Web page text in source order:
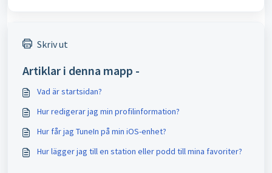
Skriv ut
Artiklar i denna mapp -
Vad är startsidan?
Hur redigerar jag min profilinformation?
Hur får jag TuneIn på min iOS-enhet?
Hur lägger jag till en station eller podd till mina favoriter?